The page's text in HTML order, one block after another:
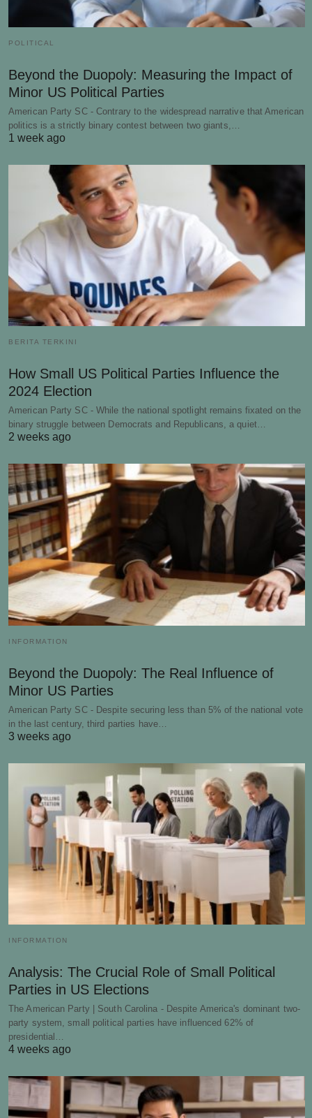
POLITICAL
Beyond the Duopoly: Measuring the Impact of
Minor US Political Parties
American Party SC - Contrary to the widespread narrative that American
politics is a strictly binary contest between two giants,…
1 week ago
BERITA TERKINI
How Small US Political Parties Influence the
2024 Election
American Party SC - While the national spotlight remains fixated on the
binary struggle between Democrats and Republicans, a quiet…
2 weeks ago
INFORMATION
Beyond the Duopoly: The Real Influence of
Minor US Parties
American Party SC - Despite securing less than 5% of the national vote
in the last century, third parties have…
3 weeks ago
INFORMATION
Analysis: The Crucial Role of Small Political
Parties in US Elections
The American Party | South Carolina - Despite America's dominant two-
party system, small political parties have influenced 62% of
presidential…
4 weeks ago